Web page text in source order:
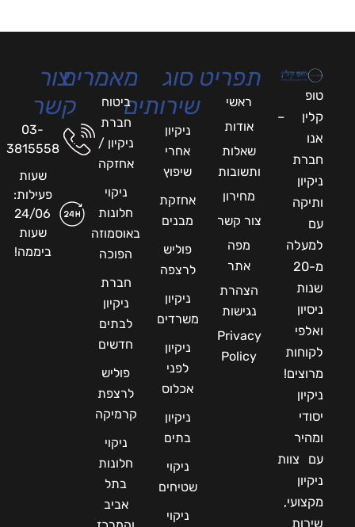
טופ
קלין –
אנו
חברת
ניקיון
ותיקה
עם
למעלה
מ-20
שנות
ניסיון
ואלפי
לקוחות
מרוצים!
ניקיון
יסודי
ומהיר
עם צוות
ניקיון
מקצועי,
שירות
תפריט
ראשי
אודות
שאלות
ותשובות
מחירון
צור קשר
מפה
אתר
הצהרת
נגישות
Privacy
Policy
סוג
שירותים
ניקיון
אחרי
שיפוץ
אחזקת
מבנים
פוליש
לרצפה
ניקיון
משרדים
ניקיון
לפני
אכלוס
ניקיון
בתים
ניקוי
שטיחים
ניקוי
מאמרים
ביטוח
חברת
ניקיון /
אחזקה
ניקוי
חלונות
באוסמוזה
הפוכה
חברת
ניקיון
לבתים
חדשים
פוליש
לרצפת
קרמיקה
ניקוי
חלונות
בתל
אביב
צור
קשר
03-
3815558
שעות
פעילות:
24/06
שעות
ביממה!